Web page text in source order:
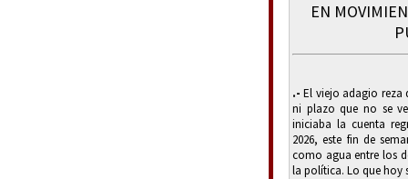
EN
.- El viejo adagio reza
ni plazo que no se
iniciaba la cuenta
2026, este fin de
como agua entre los
la política. Lo que hoy